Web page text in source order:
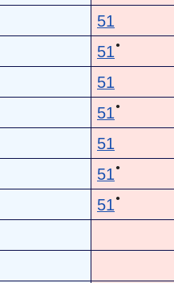
51
51 ●
51
51 ●
51
51 ●
51 ●